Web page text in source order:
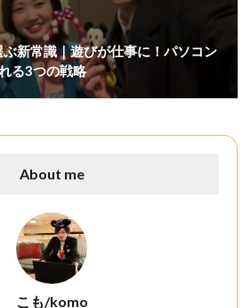
About me
こも/komo
新常識｜遊びが仕事に！パソコン
る3つの戦略